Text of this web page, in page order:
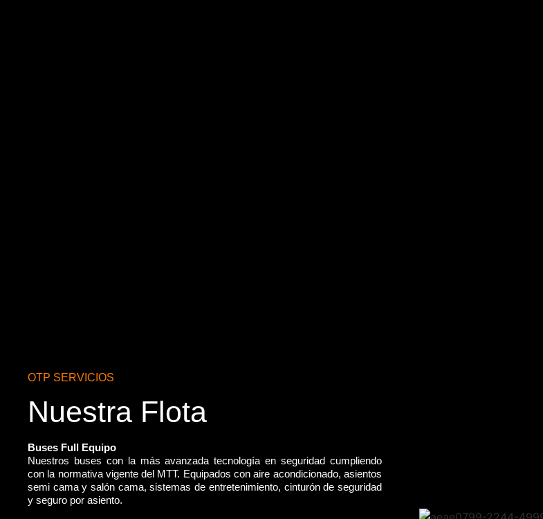
OTP SERVICIOS
Nuestra Flota
Buses Full Equipo
Nuestros buses con la más avanzada tecnología en seguridad cumpliendo
con la normativa vigente del MTT. Equipados con aire acondicionado, asientos
semi cama y salón cama, sistemas de entretenimiento, cinturón de seguridad
y seguro por asiento.